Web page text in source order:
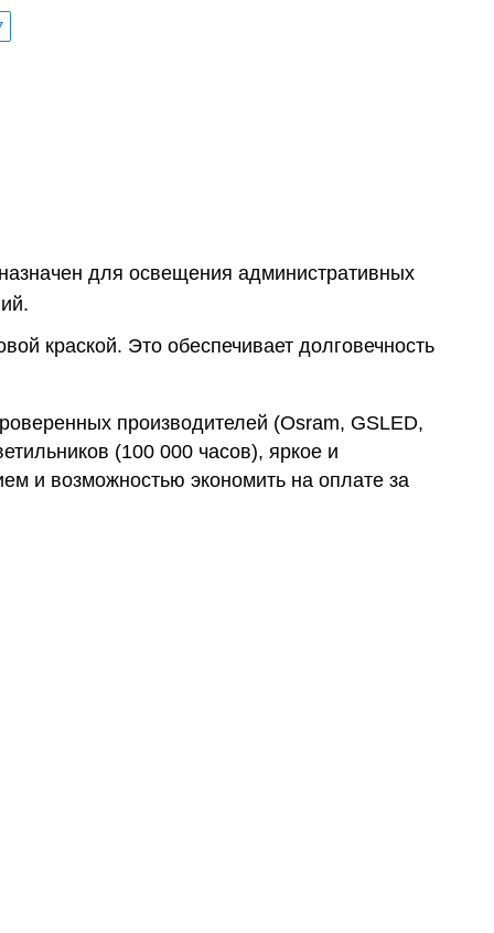
для освещения административных
краской. Это обеспечивает долговечность
производителей (Osram, GSLED,
(100 000 часов), яркое и
и возможностью экономить на оплате за